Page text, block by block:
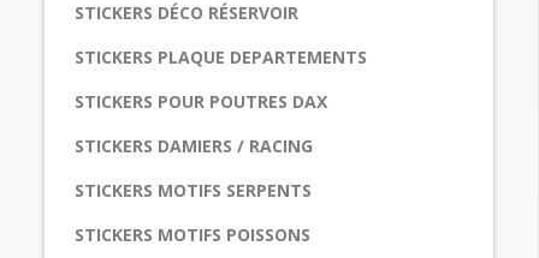
STICKERS DÉCO RÉSERVOIR
STICKERS PLAQUE DEPARTEMENTS
STICKERS POUR POUTRES DAX
STICKERS DAMIERS / RACING
STICKERS MOTIFS SERPENTS
STICKERS MOTIFS POISSONS